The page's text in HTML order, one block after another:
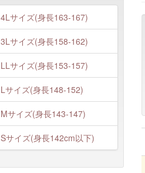
4Lサイズ(身長163-167)
3Lサイズ(身長158-162)
LLサイズ(身長153-157)
Lサイズ(身長148-152)
Mサイズ(身長143-147)
Sサイズ(身長142cm以下)